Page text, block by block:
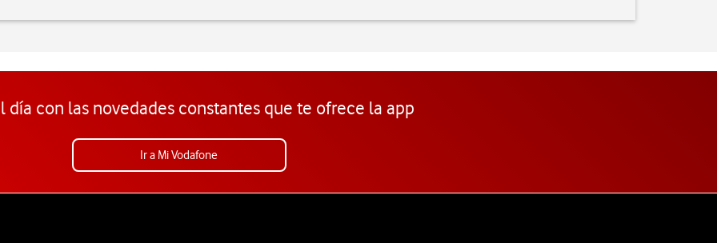
día con las novedades constantes que te ofrece la app
Ir a Mi Vodafone